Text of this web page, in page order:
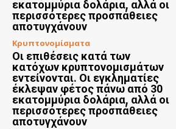
εκατομμύρια δολάρια, αλλά οι
περισσότερες προσπάθειες
αποτυγχάνουν
Κρυπτονομίσματα
Οι επιθέσεις κατά των
κατόχων κρυπτονομισμάτων
εντείνονται. Οι εγκληματίες
έκλεψαν φέτος πάνω από 30
εκατομμύρια δολάρια, αλλά οι
περισσότερες προσπάθειες
αποτυγχάνουν